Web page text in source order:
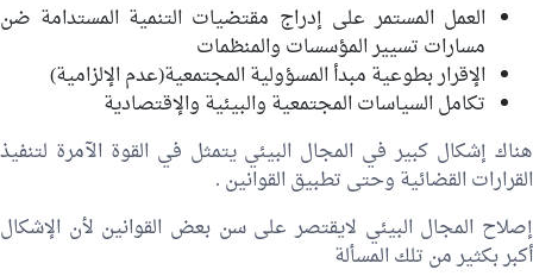
العمل المستمر على إدراج مقتضيات التنمية المستدامة ضن
مسارات تسيير المؤسسات والمنظمات
الإقرار بطوعية مبدأ المسؤولية المجتمعية(عدم الإلزامية)
تكامل السياسات المجتمعية والبيئية والإقتصادية
هناك إشكال كبير في المجال البيئي يتمثل في القوة الآمرة لتنفيذ
القرارات القضائية وحتى تطبيق القوانين .
إصلاح المجال البيئي لايقتصر على سن بعض القوانين لأن الإشكال
أكبر بكثير من تلك المسألة